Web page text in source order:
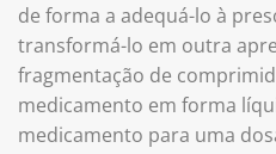
de forma a adequá-lo à
transformá-lo em outra
fragmentação de
medicamento em forma
medicamento para uma